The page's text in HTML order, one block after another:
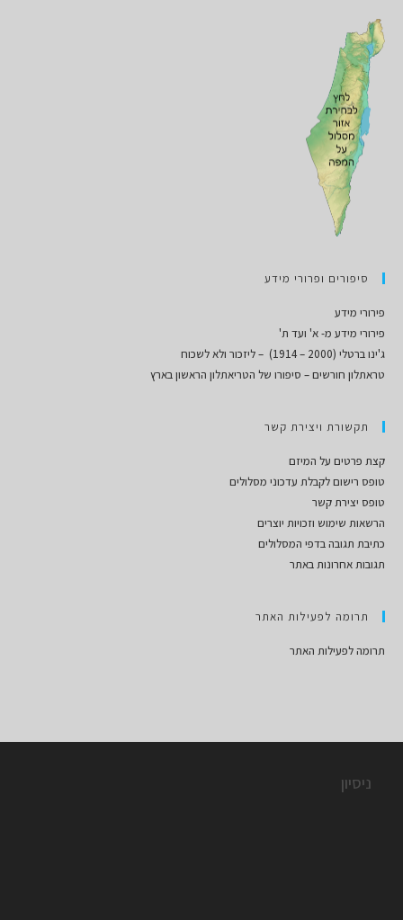
סיפורים ופרורי מידע
פירורי מידע
פירורי מידע מ- א' ועד ת'
ג'ינו ברטלי (2000 – 1914) – ליזכור ולא לשכוח
טראתלון חורשים – סיפורו של הטריאתלון הראשון בארץ
תקשורת ויצירת קשר
קצת פרטים על המיזם
טופס רישום לקבלת עדכוני מסלולים
טופס יצירת קשר
הרשאות שימוש וזכויות יוצרים
כתיבת תגובה בדפי המסלולים
תגובות אחרונות באתר
תרומה לפעילות האתר
תרומה לפעילות האתר
ניסיון